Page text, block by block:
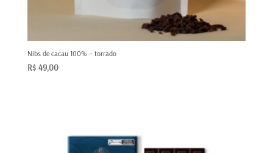
Nibs de cacau 100% – torrado
R$49,00